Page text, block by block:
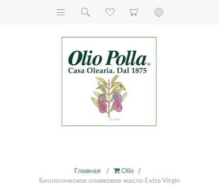
Главная / Olio /
Биологическое оливковое масло Extra Virgin